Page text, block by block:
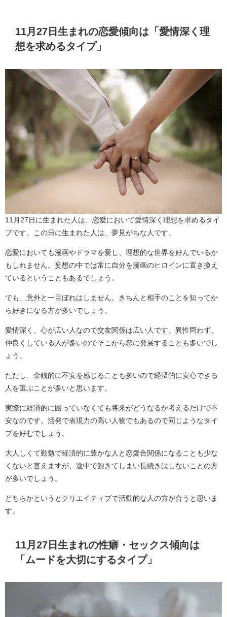
11月27日生まれの恋愛傾向は「愛情深く理
想を求めるタイプ」
11月27日に生まれた人は、恋愛において愛情深く理想を求めるタイ
プです。この日に生まれた人は、夢見がちな人です。
恋愛においても漫画やドラマを愛し、理想的な世界を好んでいるか
もしれません。妄想の中では常に自分を漫画のヒロインに置き換え
ているということもあるでしょう。
でも、意外と一目ぼれはしません。きちんと相手のことを知ってか
ら好きになる方が多いでしょう。
愛情深く、心が広い人なので交友関係は広い人です。異性問わず、
仲良くしている人が多いのでそこから恋に発展することも多いでし
ょう。
ただし、金銭的に不安を感じることも多いので経済的に安心できる
人を選ぶことが多いと思います。
実際に経済的に困っていなくても将来がどうなるか考えるだけで不
安なのです。活発で表現力の高い人物でもあるので同じようなタイ
プを好むでしょう。
大人しくて勤勉で経済的に豊かな人と恋愛合関係になることも少な
くないと言えますが、途中で飽きてしまい長続きはしないことの方
が多いでしょう。
どちらかというとクリエイティブで活動的な人の方が合うと思いま
す。
11月27日生まれの性癖・セックス傾向は
「ムードを大切にするタイプ」